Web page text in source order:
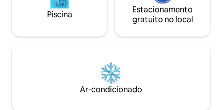
Piscina
Estacionamento
gratuito no local
Ar-condicionado